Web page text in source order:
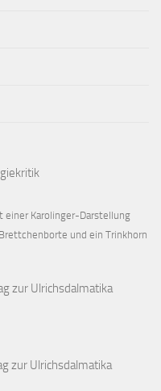
einer Karolinger-Darstellung
und ein Trinkhorn
zur Ulrichsdalmatika
zur Ulrichsdalmatika